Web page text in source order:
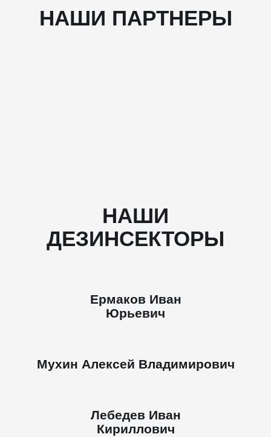
НАШИ ПАРТНЕРЫ
НАШИ
ДЕЗИНСЕКТОРЫ
Ермаков Иван
Юрьевич
Мухин Алексей Владимирович
Лебедев Иван
Кириллович